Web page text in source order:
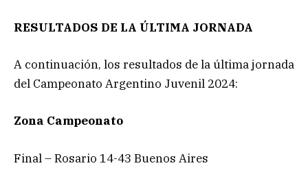
RESULTADOS DE LA ÚLTIMA JORNADA
A continuación, los resultados de la última jornada
del Campeonato Argentino Juvenil 2024:
Zona Campeonato
Final – Rosario 14-43 Buenos Aires